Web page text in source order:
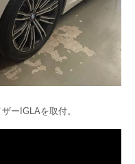
ーIGLAを取付。